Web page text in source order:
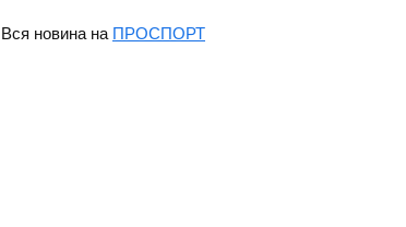
Вся новина на ПРОСПОРТ